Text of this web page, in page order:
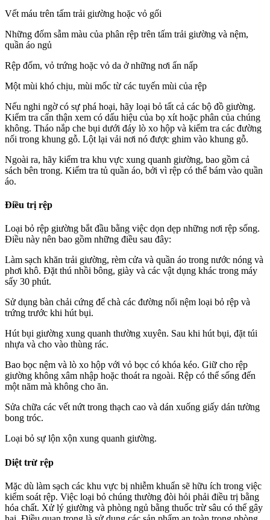
Vết máu trên tấm trải giường hoặc vỏ gối
Những đốm sẫm màu của phân rệp trên tấm trải giường và nệm,
quần áo ngủ
Rệp đốm, vỏ trứng hoặc vỏ da ở những nơi ẩn nấp
Một mùi khó chịu, mùi mốc từ các tuyến mùi của rệp
Nếu nghi ngờ có sự phá hoại, hãy loại bỏ tất cả các bộ đồ giường.
Kiểm tra cẩn thận xem có dấu hiệu của bọ xít hoặc phân của chúng
không. Tháo nắp che bụi dưới đáy lò xo hộp và kiểm tra các đường
nối trong khung gỗ. Lột lại vải nơi nó được ghim vào khung gỗ.
Ngoài ra, hãy kiểm tra khu vực xung quanh giường, bao gồm cả
sách bên trong. Kiểm tra tủ quần áo, bởi vì rệp có thể bám vào quần
áo.
Điều trị rệp
Loại bỏ rệp giường bắt đầu bằng việc dọn dẹp những nơi rệp sống.
Điều này nên bao gồm những điều sau đây:
Làm sạch khăn trải giường, rèm cửa và quần áo trong nước nóng và
phơi khô. Đặt thú nhồi bông, giày và các vật dụng khác trong máy
sấy 30 phút.
Sử dụng bàn chải cứng để chà các đường nối nệm loại bỏ rệp và
trứng trước khi hút bụi.
Hút bụi giường xung quanh thường xuyên. Sau khi hút bụi, đặt túi
nhựa và cho vào thùng rác.
Bao bọc nệm và lò xo hộp với vỏ bọc có khóa kéo. Giữ cho rệp
giường không xâm nhập hoặc thoát ra ngoài. Rệp có thể sống đến
một năm mà không cho ăn.
Sửa chữa các vết nứt trong thạch cao và dán xuống giấy dán tường
bong tróc.
Loại bỏ sự lộn xộn xung quanh giường.
Diệt trừ rệp
Mặc dù làm sạch các khu vực bị nhiễm khuẩn sẽ hữu ích trong việc
kiểm soát rệp. Việc loại bỏ chúng thường đòi hỏi phải điều trị bằng
hóa chất. Xử lý giường và phòng ngủ bằng thuốc trừ sâu có thể gây